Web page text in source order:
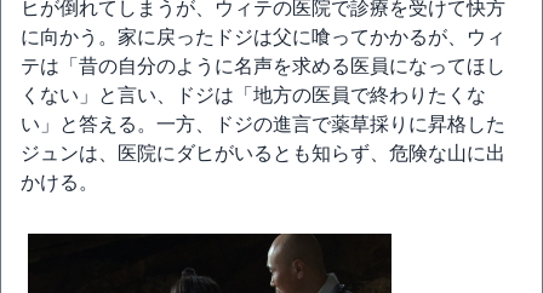
ヒが倒れてしまうが、ウィテの医院で診療を受けて快方
に向かう。家に戻ったドジは父に喰ってかかるが、ウィ
テは「昔の自分のように名声を求める医員になってほし
くない」と言い、ドジは「地方の医員で終わりたくな
い」と答える。一方、ドジの進言で薬草採りに昇格した
ジュンは、医院にダヒがいるとも知らず、危険な山に出
かける。